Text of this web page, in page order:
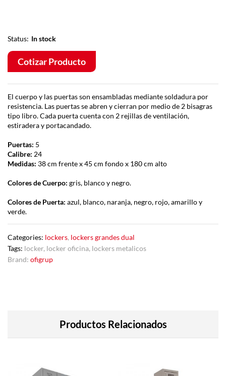
Status: In stock
Cotizar Producto
El cuerpo y las puertas son ensambladas mediante soldadura por
resistencia. Las puertas se abren y cierran por medio de 2 bisagras
tipo libro. Cada puerta cuenta con 2 rejillas de ventilación,
estiradera y portacandado.
Puertas: 5
Calibre: 24
Medidas: 38 cm frente x 45 cm fondo x 180 cm alto
Colores de Cuerpo: gris, blanco y negro.
Colores de Puerta: azul, blanco, naranja, negro, rojo, amarillo y
verde.
Categories: lockers, lockers grandes dual
Tags: locker, locker oficina, lockers metalicos
Brand: ofigrup
Productos Relacionados